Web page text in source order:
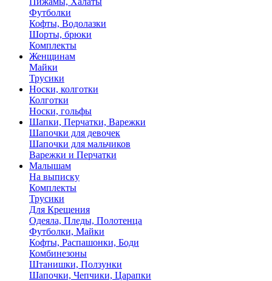
Футболки
Кофты, Водолазки
Шорты, брюки
Комплекты
Женщинам
Майки
Трусики
Носки, колготки
Колготки
Носки, гольфы
Шапки, Перчатки, Варежки
Шапочки для девочек
Шапочки для мальчиков
Варежки и Перчатки
Малышам
На выписку
Комплекты
Трусики
Для Крещения
Одеяла, Пледы, Полотенца
Футболки, Майки
Кофты, Распашонки, Боди
Комбинезоны
Штанишки, Ползунки
Шапочки, Чепчики, Царапки